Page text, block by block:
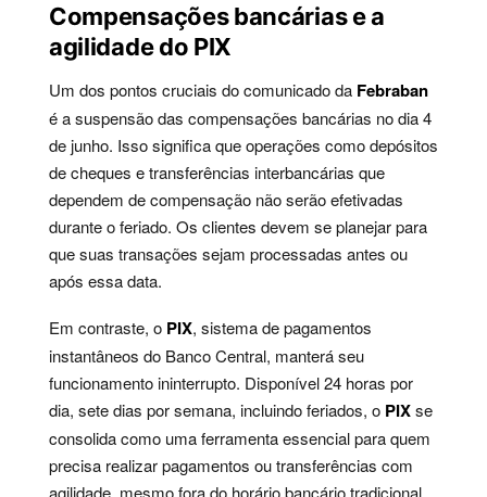
Compensações bancárias e a
agilidade do PIX
Um dos pontos cruciais do comunicado da Febraban
é a suspensão das compensações bancárias no dia 4
de junho. Isso significa que operações como depósitos
de cheques e transferências interbancárias que
dependem de compensação não serão efetivadas
durante o feriado. Os clientes devem se planejar para
que suas transações sejam processadas antes ou
após essa data.
Em contraste, o PIX, sistema de pagamentos
instantâneos do Banco Central, manterá seu
funcionamento ininterrupto. Disponível 24 horas por
dia, sete dias por semana, incluindo feriados, o PIXse
consolida como uma ferramenta essencial para quem
precisa realizar pagamentos ou transferências com